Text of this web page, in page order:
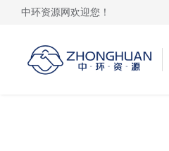
中环资源网欢迎您！